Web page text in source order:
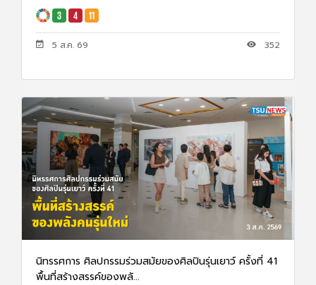
5 ส.ค. 69 352
นิทรรศการ ศิลปกรรมร่วมสมัยของศิลปินรุ่นเยาว์ ครั้งที่ 41
พื้นที่สร้างสรรค์ของพลั...